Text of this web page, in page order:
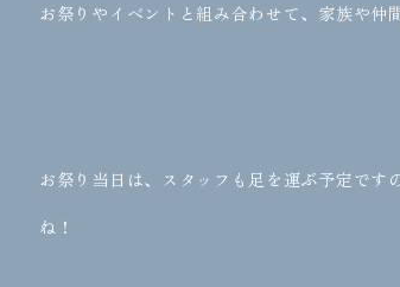
お祭りやイベントと組み合わせて、家族や仲
お祭り当日は、スタッフも足を運ぶ予定です
ね！